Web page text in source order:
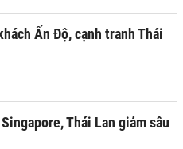
Ấn Độ, cạnh tranh Thái
Thái Lan giảm sâu